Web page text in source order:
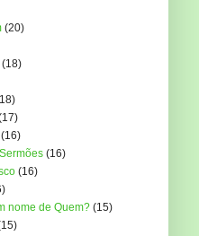
(20)
(18)
(16)
(16)
(16)
nome de Quem? (15)